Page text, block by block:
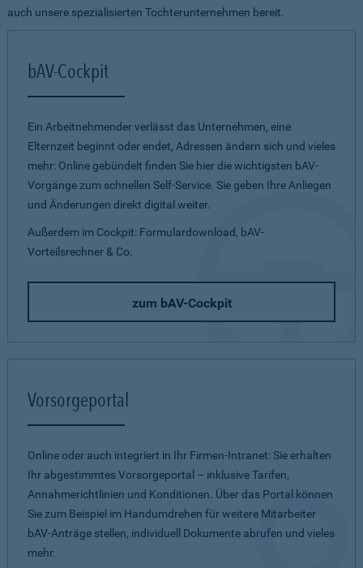
auch unsere spezialisierten Tochterunternehmen bereit.
bAV-Cockpit
Ein Arbeitnehmender verlässt das Unternehmen, eine
Elternzeit beginnt oder endet, Adressen ändern sich und vieles
mehr: Online gebündelt finden Sie hier die wichtigsten bAV-
Vorgänge zum schnellen Self-Service. Sie geben Ihre Anliegen
und Änderungen direkt digital weiter.
Außerdem im Cockpit: Formulardownload, bAV-
Vorteilsrechner & Co.
zum bAV-Cockpit
Vorsorgeportal
Online oder auch integriert in Ihr Firmen-Intranet: Sie erhalten
Ihr abgestimmtes Vorsorgeportal – inklusive Tarifen,
Annahmerichtlinien und Konditionen. Über das Portal können
Sie zum Beispiel im Handumdrehen für weitere Mitarbeiter
bAV-Anträge stellen, individuell Dokumente abrufen und vieles
mehr.